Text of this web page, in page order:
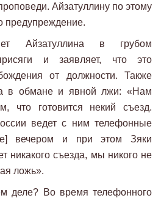
Айзатуллину по этому
предупреждение.
Айзатуллина в грубом
и заявляет, что это
от должности. Также
в обмане и явной лжи: «Нам
что готовится некий съезд.
ведет с ним телефонные
вечером и при этом Зяки
никакого съезда, мы никого не
ложь».
деле? Во время телефонного